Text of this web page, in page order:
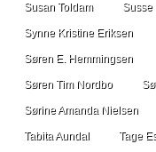
Susan Toldam Susse
Synne Kristine Eriksen
Søren E. Hemmingsen
Søren Tim Nordbo
Sørine Amanda Nielsen
Tabita Aundal Tage